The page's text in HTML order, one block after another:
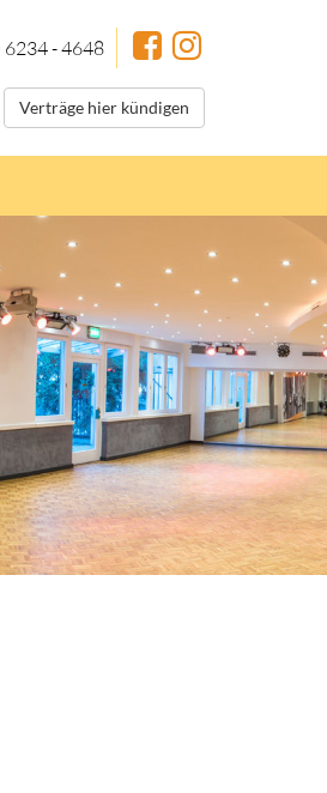
6234 - 4648
Verträge hier kündigen